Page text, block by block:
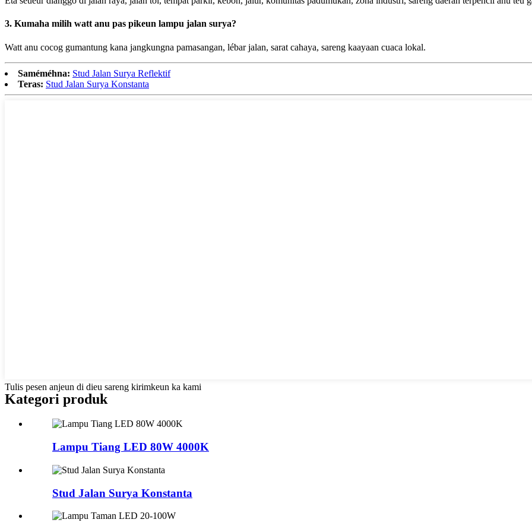
3. Kumaha milih watt anu pas pikeun lampu jalan surya?
Watt anu cocog gumantung kana jangkungna pamasangan, lébar jalan, sarat cahaya, sareng kaayaan cuaca lokal.
Saméméhna: Stud Jalan Surya Reflektif
Teras: Stud Jalan Surya Konstanta
Tulis pesen anjeun di dieu sareng kirimkeun ka kami
Kategori produk
Lampu Tiang LED 80W 4000K
Stud Jalan Surya Konstanta